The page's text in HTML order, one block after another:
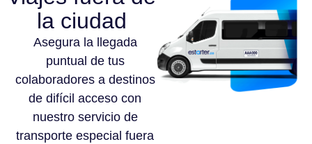
la ciudad
Asegura la llegada
puntual de tus
colaboradores a destinos
de difícil acceso con
nuestro servicio de
transporte especial fuera